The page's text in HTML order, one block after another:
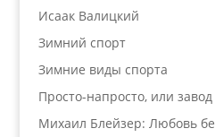
Исаак Валицкий
Зимний спорт
Зимние виды спорта
Просто-напросто, или
Михаил Блейзер: Любовь